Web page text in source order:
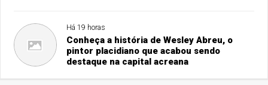
Há 19 horas
Conheça a história de Wesley Abreu, o
pintor placidiano que acabou sendo
destaque na capital acreana